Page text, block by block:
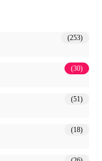
(253)
(30)
(51)
(18)